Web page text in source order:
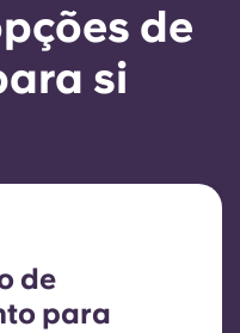
de
si
de
para